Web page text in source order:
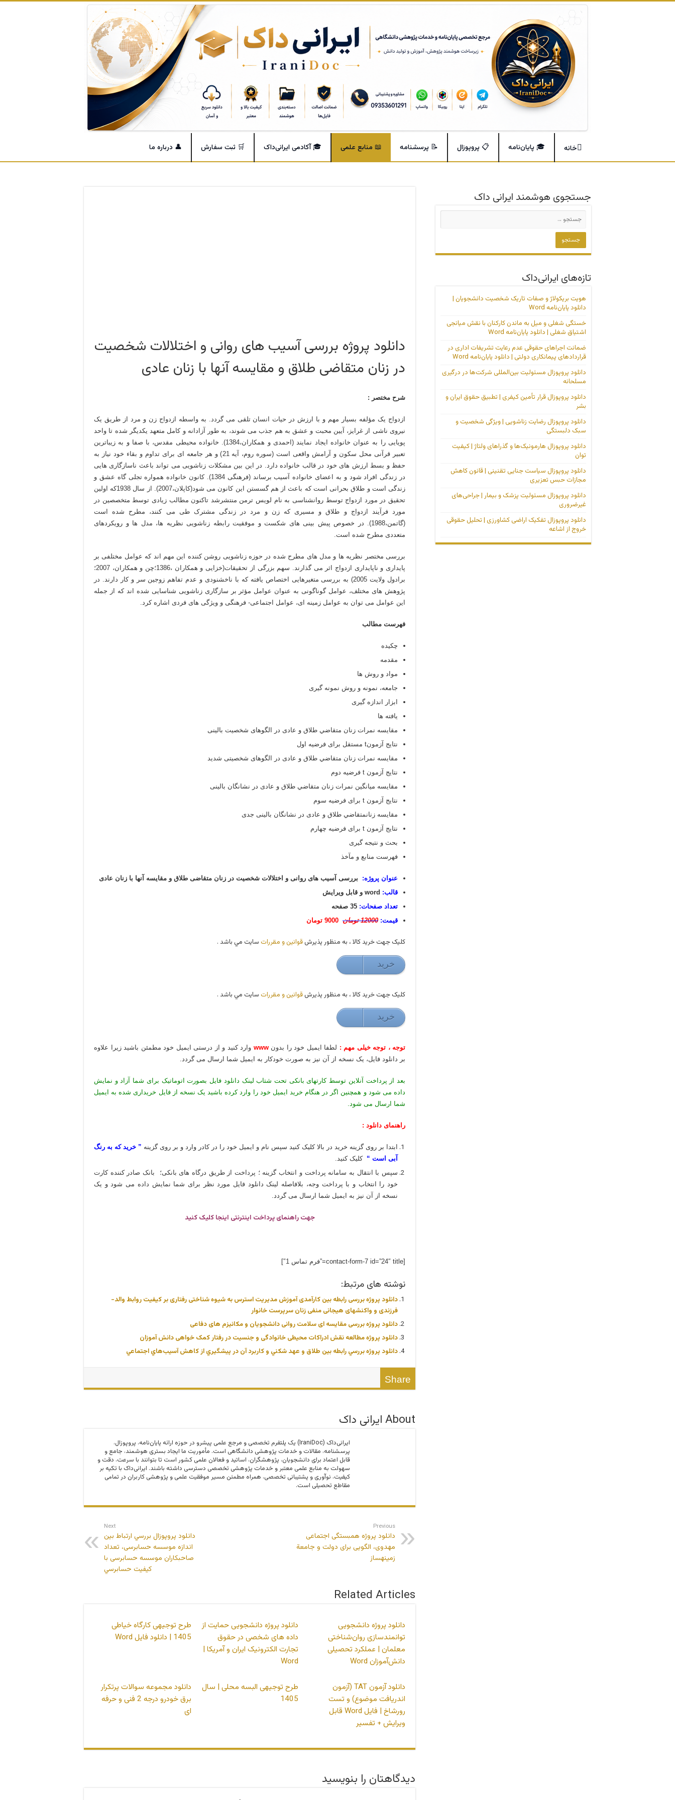
خانه 🎓 پایان‌نامه 📋 پروپوزال 📝 پرسشنامه 📖 منابع علمی 🎓 آکادمی ایرانی‌داک 🛒 ثبت سفارش 👤 درباره ما
دانلود پروژه بررسی آسیب های روانی و اختلالات شخصیت
در زنان متقاضی طلاق و مقایسه آنها با زنان عادی
شرح مختصر :
ازدواج یک مؤلفه بسیار مهم و با ارزش در حیات انسان تلقی می گردد. به واسطه ازدواج زن و مرد از طریق یک
نیروی ناشی از غرایز، آیین محبت و عشق به هم جذب می شوند، به طور آزادانه و کامل متعهد یکدیگر شده تا واحد
پویایی را به عنوان خانواده ایجاد نمایند (احمدی و همکاران،1384). خانواده محیطی مقدس، با صفا و به زیباترین
تعبیر قرآنی محل سکون و آرامش واقعی است (سوره روم، آیه 21) و هر جامعه ای برای تداوم و بقاء خود نیاز به
حفظ و بسط ارزش های خود در قالب خانواده دارد. در این بین مشکلات زناشویی می تواند باعث ناسازگاری هایی
در زندگی افراد شود و به اعضای خانواده آسیب برساند (فرهنگی 1384). کانون خانواده همواره تجلی گاه عشق و
زندگی است و طلاق بحرانی است که باعث از هم گسستن این کانون می شود(کاپلان،2007). از سال 1938که اولین
تحقیق در مورد ازدواج توسط روانشناسی به نام لویس ترمن منتشرشد تاکنون مطالب زیادی توسط متخصصین در
مورد فرآیند ازدواج و طلاق و مسیری که زن و مرد در زندگی مشترک طی می کنند، مطرح شده است
(گاتمن،1988). در خصوص پیش بینی های شکست و موفقیت رابطه زناشویی نظریه ها، مدل ها و رویکردهای
متعددی مطرح شده است.
بررسی مختصر نظریه ها و مدل های مطرح شده در حوزه زناشویی روشن کننده این مهم اند که عوامل مختلفی بر
پایداری و ناپایداری ازدواج اثر می گذارند. سهم بزرگی از تحقیقات(خزایی و همکاران ،1386؛چن و همکاران، 2007؛
برادول ولایت 2005) به بررسی متغیرهایی اختصاص یافته که با ناخشنودی و عدم تفاهم زوجین سر و کار دارند. در
پژوهش های مختلف، عوامل گوناگونی به عنوان عوامل مؤثر بر سازگاری زناشویی شناسایی شده اند که از جمله
این عوامل می توان به عوامل زمینه ای، عوامل اجتماعی- فرهنگی و ویژگی های فردی اشاره کرد.
فهرست مطالب
چكيده
مقدمه
مواد و روش ها
جامعه، نمونه و روش نمونه گیری
ابزار اندازه گیری
یافته ها
مقایسه نمرات زنان متقاضي طلاق و عادی در الگوهای شخصیت بالینی
نتایج آزمونt مستقل برای فرضیه اول
مقایسه نمرات زنان متقاضي طلاق و عادی در الگوهای شخصیتی شدید
نتایج آزمون t فرضیه دوم
مقایسه میانگین نمرات زنان متقاضي طلاق و عادی در نشانگان بالینی
نتایج آزمون t برای فرضیه سوم
مقایسه زنانمتقاضي طلاق و عادی در نشانگان بالینی جدی
نتایج آزمون t برای فرضیه چهارم
بحث و نتیجه گیری
فهرست منابع و مآخذ
عنوان پروژه: بررسی آسیب های روانی و اختلالات شخصیت در زنان متقاضی طلاق و مقایسه آنها با زنان عادی
قالب:
تعداد صفحات:
قیمت: 12000 تومان 9000 تومان
کليک جهت خريد کالا ، به منظور پذيرش قوانين و مقررات سايت مي باشد .
خريد
کليک جهت خريد کالا ، به منظور پذيرش قوانين و مقررات سايت مي باشد .
خريد
توجه ، توجه خیلی مهم : لطفا ایمیل خود را بدون www وارد کنید و از درستی ایمیل خود مطمئن باشید زیرا علاوه
بر دانلود فایل، یک نسخه از آن نیز به صورت خودکار به ایمیل شما ارسال می گردد.
بعد از پرداخت آنلاین توسط کارتهای بانکی تحت شتاب لینک دانلود فایل بصورت اتوماتیک برای شما آزاد و نمایش
داده می شود و همچنین اگر در هنگام خرید ایمیل خود را وارد کرده باشید یک نسخه از فایل خریداری شده به ایمیل
شما ارسال می شود.
راهنمای دانلود :
ابتدا بر روی گزینه خرید در بالا کلیک کنید سپس نام و ایمیل خود را در کادر وارد و بر روی گزینه ” خرید که به رنگ
آبی است “ کلیک کنید.
سپس با انتقال به سامانه پرداخت و انتخاب گزینه ؛ پرداخت از طریق درگاه های بانکی؛ بانک صادر کننده کارت
خود را انتخاب و با پرداخت وجه، بلافاصله لینک دانلود فایل مورد نظر برای شما نمایش داده می شود و یک
نسخه از آن نیز به ایمیل شما ارسال می گردد.
جهت راهنمای پرداخت اینترنتی اینجا کلیک کنید
[contact-form-7 id=”24″ title=”فرم تماس 1″]
نوشته های مرتبط:
دانلود پروژه بررسی رابطه بین کارآمدی آموزش مدیریت استرس به شیوه شناختی رفتاری بر کیفیت روابط والد-
فرزندی و واکنشهای هیجانی منفی زنان سرپرست خانوار
دانلود پروژه بررسی مقایسه ای سلامت روانی دانشجویان و مکانیزم های دفاعی
دانلود پروژه مطالعه نقش ادراکات محیطی خانوادگی و جنسیت در رفتار کمک خواهی دانش آموزان
دانلود پروژه بررسي رابطه بين طلاق و عهد شكني و كاربرد آن در پيشگيري از كاهش آسيب‌هاي اجتماعي
Share
About ایرانی داک
ایرانی‌داک (IraniDoc) یک پلتفرم تخصصی و مرجع علمی پیشرو در حوزه ارائه پایان‌نامه، پروپوزال،
پرسشنامه، مقالات و خدمات پژوهشی دانشگاهی است. مأموریت ما ایجاد بستری هوشمند، جامع و
قابل اعتماد برای دانشجویان، پژوهشگران، اساتید و فعالان علمی کشور است تا بتوانند با سرعت، دقت و
سهولت به منابع علمی معتبر و خدمات پژوهشی تخصصی دسترسی داشته باشند. ایرانی‌داک با تکیه بر
کیفیت، نوآوری و پشتیبانی تخصصی، همراه مطمئن مسیر موفقیت علمی و پژوهشی کاربران در تمامی
مقاطع تحصیلی است.
Previous
دانلود پروژه همبستگی اجتماعی
مهدوی، الگویی برای دولت و جامعة
زمینه‎ساز
Next
دانلود پروپوزال بررسي ارتباط بین
اندازه موسسه حسابرسی، تعداد
صاحبكاران موسسه حسابرسی با
كيفيت حسابرسي
Related Articles
دانلود پروژه دانشجویی
توانمندسازی روان‌شناختی
معلمان | عملکرد تحصیلی
دانش‌آموزان Word
دانلود پروژه دانشجویی حمایت از
داده های شخصی در حقوق
تجارت الکترونیک ایران و آمریکا |
Word
طرح توجیهی کارگاه خیاطی
1405 | دانلود فایل Word
دانلود آزمون TAT (آزمون
اندریافت موضوع) و تست
رورشاخ | فایل Word قابل
ویرایش + تفسیر
طرح توجیهی البسه محلی | سال
1405
دانلود مجموعه سوالات پرتکرار
برق خودرو درجه 2 فنی و حرفه
ای
دیدگاهتان را بنویسید
جستجوی هوشمند ایرانی داک
تازه‌های ایرانی‌داک
هویت بریکولاژ و صفات تاریک شخصیت دانشجویان |
دانلود پایان‌نامه Word
خستگی شغلی و میل به ماندن کارکنان با نقش میانجی
اشتیاق شغلی | دانلود پایان‌نامه Word
ضمانت اجراهای حقوقی عدم رعایت تشریفات اداری در
قراردادهای پیمانکاری دولتی | دانلود پایان‌نامه Word
دانلود پروپوزال مسئولیت بین‌المللی شرکت‌ها در درگیری
مسلحانه
دانلود پروپوزال قرار تأمین کیفری | تطبیق حقوق ایران و
بشر
دانلود پروپوزال رضایت زناشویی | ویژگی شخصیت و
سبک دلبستگی
دانلود پروپوزال هارمونیک‌ها و گذراهای ولتاژ | کیفیت
توان
دانلود پروپوزال سیاست جنایی تقنینی | قانون کاهش
مجازات حبس تعزیری
دانلود پروپوزال مسئولیت پزشک و بیمار | جراحی‌های
غیرضروری
دانلود پروپوزال تفکیک اراضی کشاورزی | تحلیل حقوقی
خروج از اشاعه